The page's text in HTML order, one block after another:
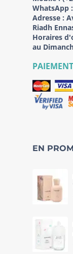
WhatsApp :
Adresse :
Riadh
Horaires
au
EN